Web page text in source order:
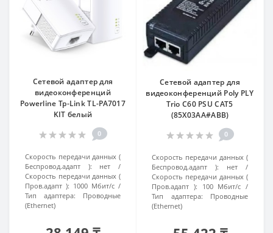
Сетевой адаптер для
видеоконференций
Powerline Tp-Link TL-PA7017
KIT белый
0
Скорость передачи данных (
Беспровод.адапт ):
нет
Скорость передачи данных (
Пров.адапт ): 1000 Мбит/с
Тип адаптера:
Проводные
(Ethernet)
Сетевой адаптер для
видеоконференций Poly PLY
Trio C60 PSU CAT5
(85X03AA#ABB)
0
Скорость передачи данных (
Беспровод.адапт ):
нет
Скорость передачи данных (
Пров.адапт ):
100 Мбит/с
Тип адаптера:
Проводные
(Ethernet)